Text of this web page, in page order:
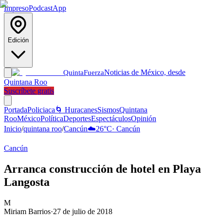
ImpresoPodcastApp
Edición
QuintaFuerzaNoticias de México, desde
Quintana Roo
Suscríbete gratis
PortadaPoliciaca 🌀 HuracanesSismosQuintana
RooMéxicoPolíticaDeportesEspectáculosOpinión
Inicio/quintana roo/Cancún☁️26°C· Cancún
Cancún
Arranca construcción de hotel en Playa
Langosta
M
Miriam Barrios·27 de julio de 2018